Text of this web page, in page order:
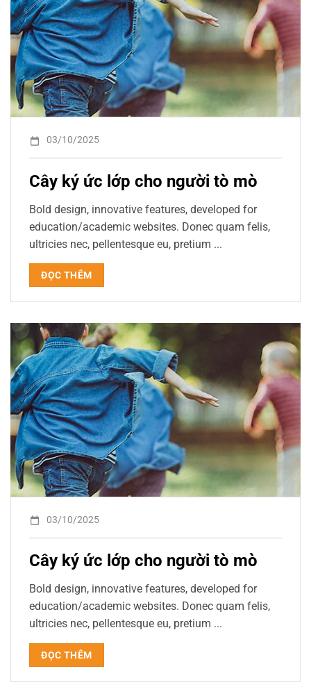
03/10/2025
Cây ký ức lớp cho người tò mò
Bold design, innovative features, developed for
education/academic websites. Donec quam felis,
ultricies nec, pellentesque eu, pretium ...
ĐỌC THÊM
03/10/2025
Cây ký ức lớp cho người tò mò
Bold design, innovative features, developed for
education/academic websites. Donec quam felis,
ultricies nec, pellentesque eu, pretium ...
ĐỌC THÊM